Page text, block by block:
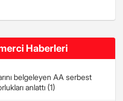
Haberleri
belgeleyen AA serbest
anlattı (1)